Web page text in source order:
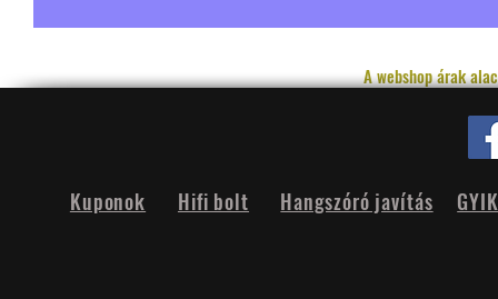
A webshop árak
Hifi bolt
Kuponok Hangszóró javítás GYIK